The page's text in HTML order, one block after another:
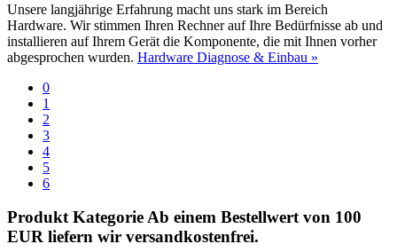
Unsere langjährige Erfahrung macht uns stark im Bereich
Hardware. Wir stimmen Ihren Rechner auf Ihre Bedürfnisse ab und
installieren auf Ihrem Gerät die Komponente, die mit Ihnen vorher
abgesprochen wurden. Hardware Diagnose & Einbau »
0
1
2
3
4
5
6
Produkt KategorieAb einem Bestellwert von 100
EUR liefern wir versandkostenfrei.